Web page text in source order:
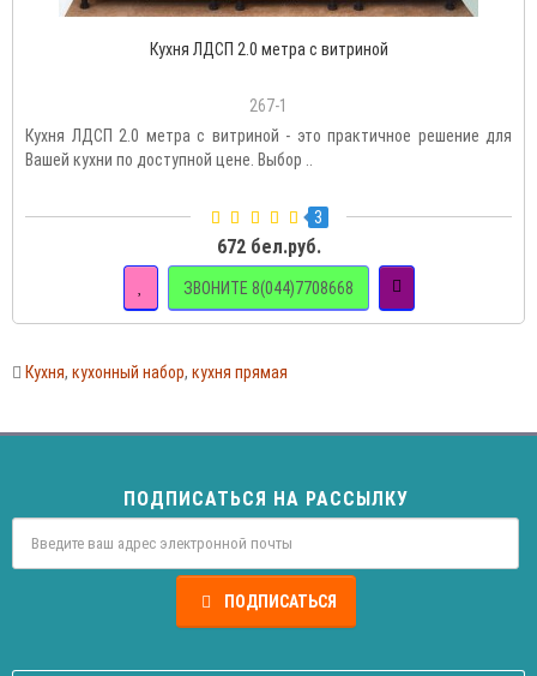
Кухня ЛДСП 2.0 метра с витриной
267-1
Кухня ЛДСП 2.0 метра с витриной - это практичное решение для
Вашей кухни по доступной цене. Выбор ..
3
672 бел.руб.
ЗВОНИТЕ 8(044)7708668
Кухня, кухонный набор, кухня прямая
ПОДПИСАТЬСЯ НА РАССЫЛКУ
ПОДПИСАТЬСЯ